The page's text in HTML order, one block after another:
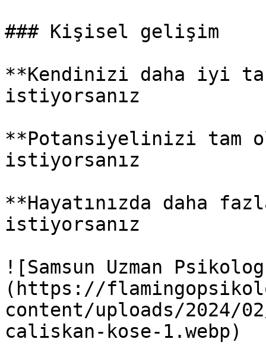
### Kişisel gelişim
**Kendinizi daha iyi
istiyorsanız
**Potansiyelinizi tam
istiyorsanız
**Hayatınızda daha
istiyorsanız
![Samsun Uzman
(https://
content/uploads/2024/
caliskan-kose-1.webp)